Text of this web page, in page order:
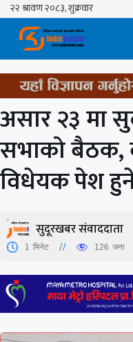
Skip
content
असार २३ मा
सभाको बैठक,
विधेयक पेश
सुदूरखबर संवाददाता
1 मिनेट 126 जना